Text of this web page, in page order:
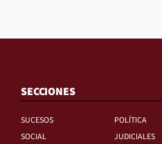
SECCIONES
SUCESOS
POLÍTICA
SOCIAL
JUDICIALES